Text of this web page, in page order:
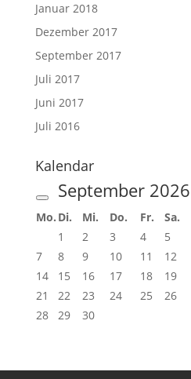
Januar 2018
Dezember 2017
September 2017
Juli 2017
Juni 2017
Juli 2016
Kalendar
September 2026
Mo. Di. Mi. Do. Fr. Sa.
1
2 3 4 5
7
8 9 10 11 12
14
15 16 17 18 19
21
22 23 24 25 26
28
29 30